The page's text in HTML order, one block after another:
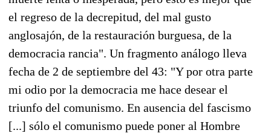
el regreso de la decrepitud, del mal gusto
anglosajón, de la restauración burguesa, de la
democracia rancia". Un fragmento análogo lleva
fecha de 2 de septiembre del 43: "Y por otra parte
mi odio por la democracia me hace desear el
triunfo del comunismo. En ausencia del fascismo
[...] sólo el comunismo puede poner al Hombre